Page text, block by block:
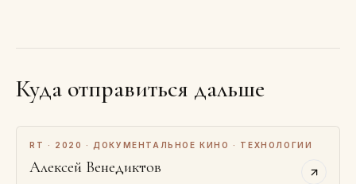
Куда отправиться дальше
RT · 2020 · ДОКУМЕНТАЛЬНОЕ КИНО · ТЕХНОЛОГИИ
Алексей Венедиктов